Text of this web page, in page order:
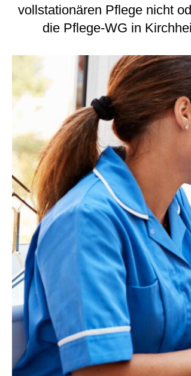
vollstationären Pflege nicht
die Pflege-WG in